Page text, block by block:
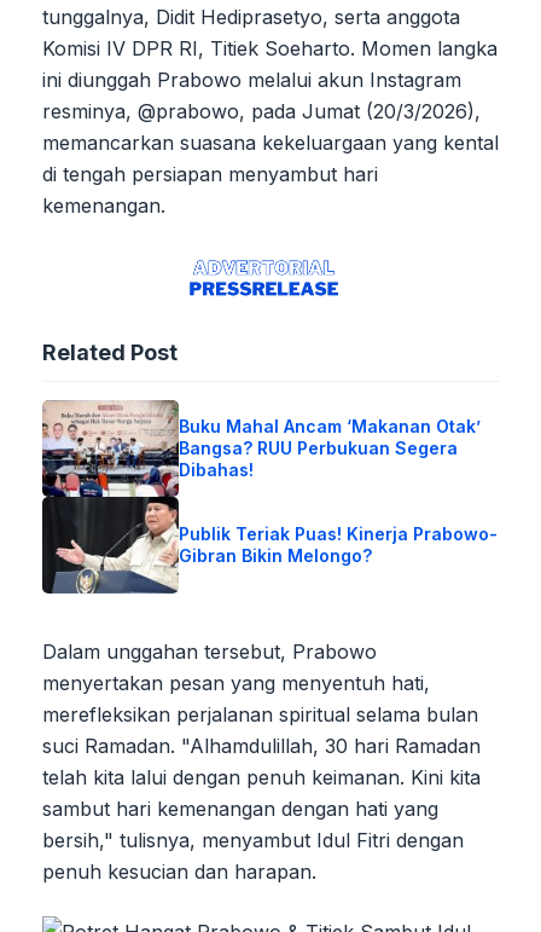
tunggalnya, Didit Hediprasetyo, serta anggota
Komisi IV DPR RI, Titiek Soeharto. Momen langka
ini diunggah Prabowo melalui akun Instagram
resminya, @prabowo, pada Jumat (20/3/2026),
memancarkan suasana kekeluargaan yang kental
di tengah persiapan menyambut hari
kemenangan.
Related Post
Buku Mahal Ancam ‘Makanan Otak’
Bangsa? RUU Perbukuan Segera
Dibahas!
Publik Teriak Puas! Kinerja Prabowo-
Gibran Bikin Melongo?
Dalam unggahan tersebut, Prabowo
menyertakan pesan yang menyentuh hati,
merefleksikan perjalanan spiritual selama bulan
suci Ramadan. "Alhamdulillah, 30 hari Ramadan
telah kita lalui dengan penuh keimanan. Kini kita
sambut hari kemenangan dengan hati yang
bersih," tulisnya, menyambut Idul Fitri dengan
penuh kesucian dan harapan.